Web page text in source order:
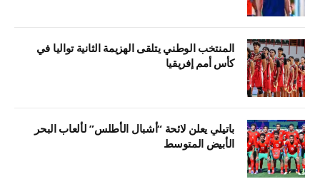
المنتخب الوطني يتلقى الهزيمة الثانية تواليا في
كأس أمم إفريقيا
باتيلي يعلن لائحة “أشبال الأطلس” لألعاب البحر
الأبيض المتوسط